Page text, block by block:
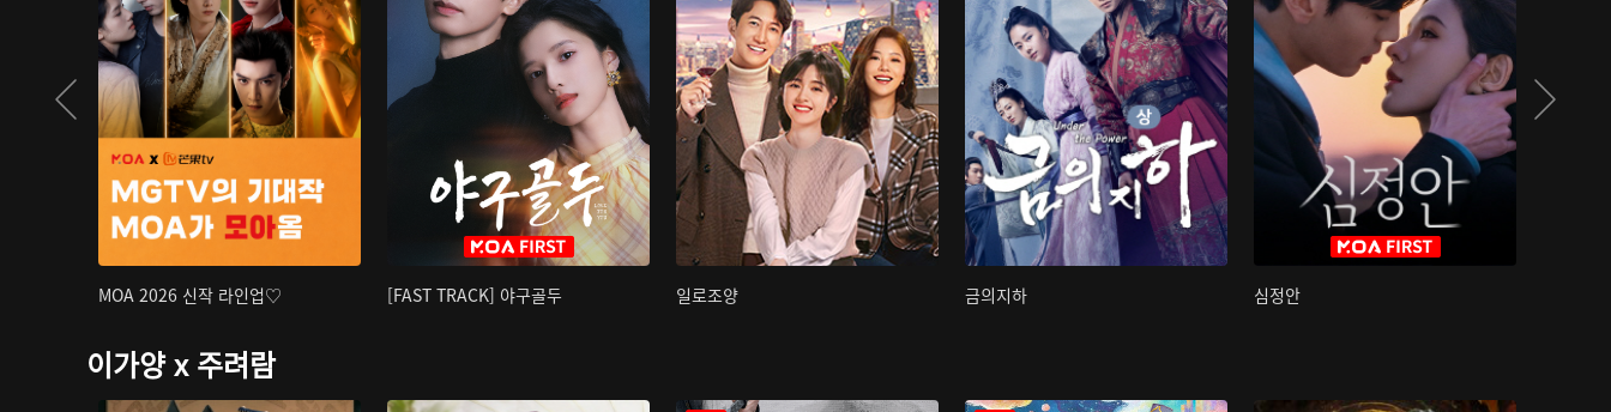
MOA 2026 신작 라인업♡ [FAST TRACK] 야구골두 일로조양 금의지하 심정안
이가양 x 주려람